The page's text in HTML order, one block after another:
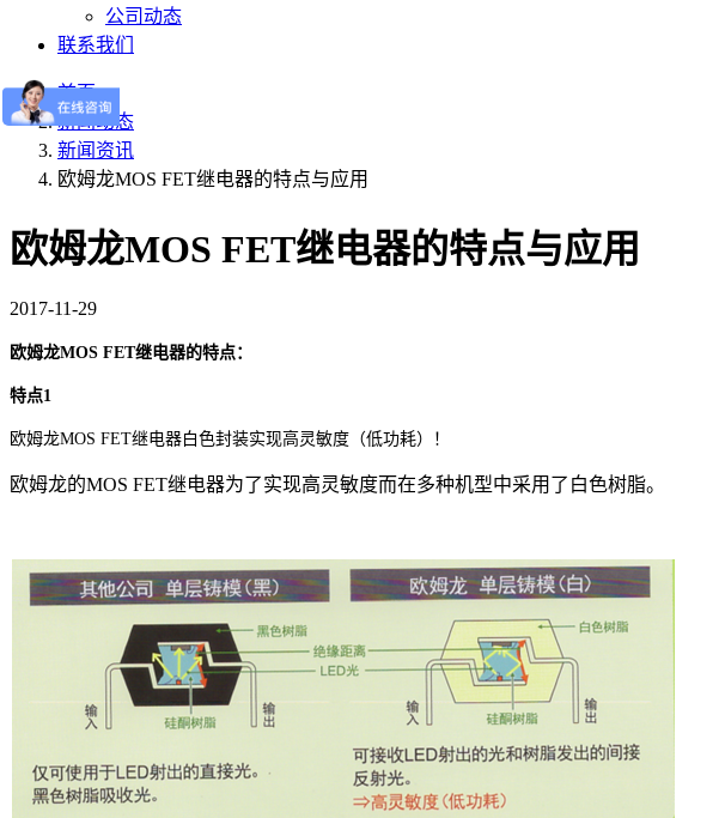
公司动态
联系我们
首页
新闻动态
新闻资讯
欧姆龙MOS FET继电器的特点与应用
欧姆龙MOS FET继电器的特点与应用
2017-11-29
欧姆龙MOS FET继电器的特点：
特点1
欧姆龙MOS FET继电器白色封装实现高灵敏度（低功耗）！
欧姆龙的MOS FET继电器为了实现高灵敏度而在多种机型中采用了白色树脂。